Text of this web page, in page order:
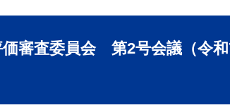
価審査委員会 第2号会議（令